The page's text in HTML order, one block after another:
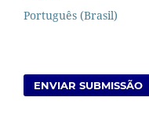
Português (Brasil)
ENVIAR SUBMISSÃO